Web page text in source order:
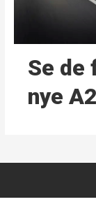
Se de
nye